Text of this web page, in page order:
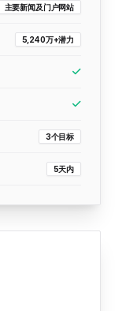
主要新闻及门户网站
5,240万+潜力
3个目标
5天内